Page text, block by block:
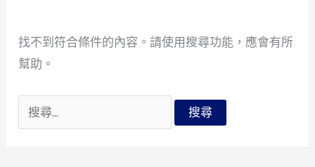
找不到符合條件的內容。請使用搜尋功能，應會有所
幫助。
搜
尋